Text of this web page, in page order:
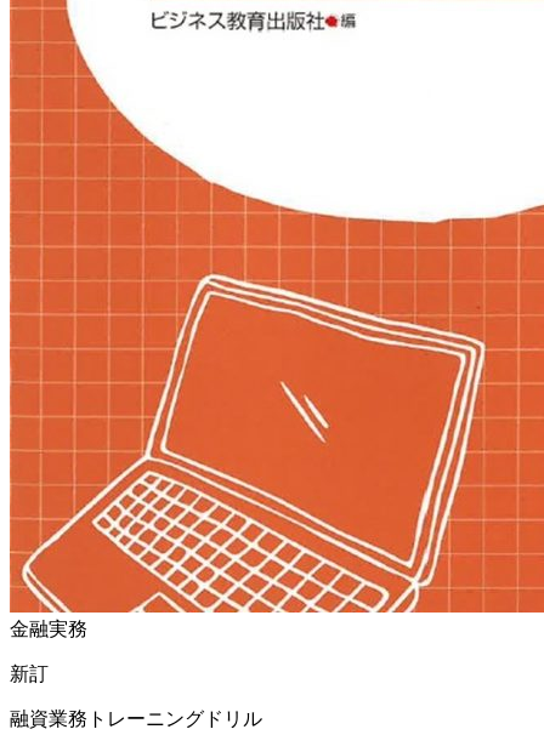
金融実務
新訂
融資業務トレーニングドリル